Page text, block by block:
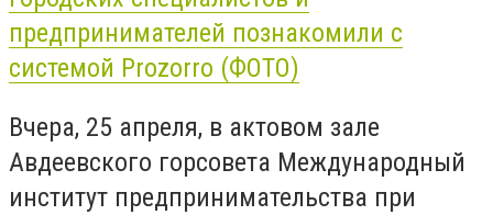
предпринимателей познакомили с
системой Prozorro (ФОТО)
Вчера, 25 апреля, в актовом зале
Авдеевского горсовета Международный
институт предпринимательства при